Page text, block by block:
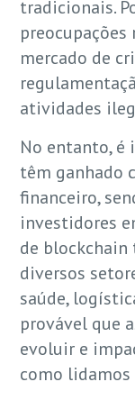
tradicionais.
mercado de
atividades
No entanto, é
têm ganhado
financeiro,
investidores
de
diversos
saúde,
provável que
evoluir e
como